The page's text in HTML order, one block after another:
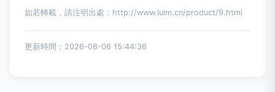
如若轉載，請注明出處：http://www.lulm.cn/product/9.html
更新時間：2026-08-06 15:44:36